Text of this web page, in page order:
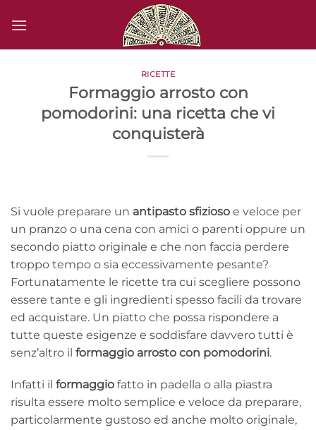
RICETTE
Formaggio arrosto con
pomodorini: una ricetta che vi
conquisterà
Si vuole preparare un antipasto sfizioso e veloce per
un pranzo o una cena con amici o parenti oppure un
secondo piatto originale e che non faccia perdere
troppo tempo o sia eccessivamente pesante?
Fortunatamente le ricette tra cui scegliere possono
essere tante e gli ingredienti spesso facili da trovare
ed acquistare. Un piatto che possa rispondere a
tutte queste esigenze e soddisfare davvero tutti è
senz’altro il formaggio arrosto con pomodorini.
Infatti il formaggio fatto in padella o alla piastra
risulta essere molto semplice e veloce da preparare,
particolarmente gustoso ed anche molto originale,